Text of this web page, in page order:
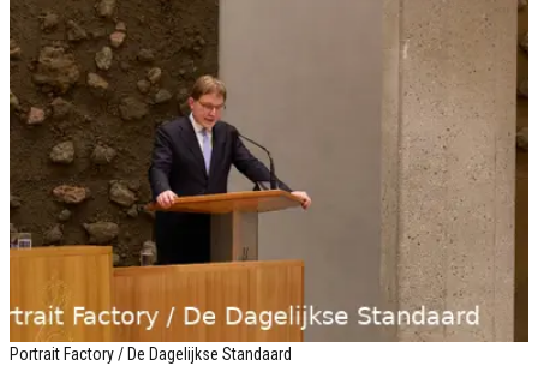
Portrait Factory / De Dagelijkse Standaard